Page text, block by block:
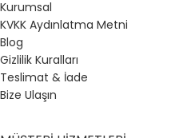
Kurumsal
KVKK Aydınlatma Metni
Blog
Gizlilik Kuralları
Teslimat & İade
Bize Ulaşın